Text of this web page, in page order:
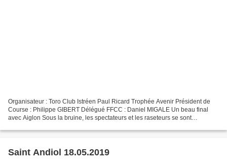
Organisateur : Toro Club Istréen Paul Ricard Trophée Avenir Président de
Course : Philippe GIBERT Délégué FFCC : Daniel MIGALE Un beau final
avec Aiglon Sous la bruine, les spectateurs et les raseteurs se sont
Saint Andiol 18.05.2019